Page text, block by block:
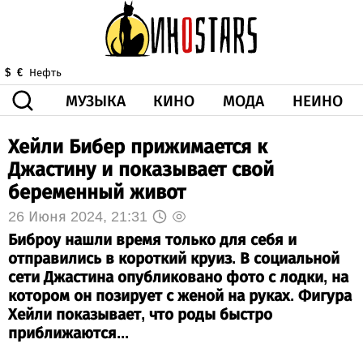
$ € Нефть
МУЗЫКА КИНО МОДА НЕИНО
ЗДОРОВЬЕ КОРОНА ИСКУССТВО
ВИДЕО
ГОРОСКОП
Хейли Бибер прижимается к
Джастину и показывает свой
беременный живот
26 Июня 2024, 21:31
Биброу нашли время только для себя и
отправились в короткий круиз. В социальной
сети Джастина опубликовано фото с лодки, на
котором он позирует с женой на руках. Фигура
Хейли показывает, что роды быстро
приближаются...